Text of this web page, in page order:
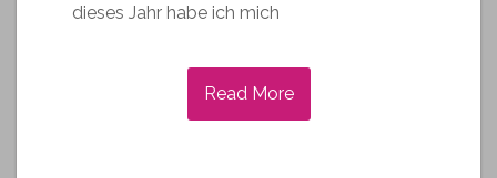
dieses Jahr habe ich mich
Read More